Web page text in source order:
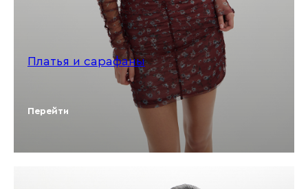
Платья и сарафаны
Перейти